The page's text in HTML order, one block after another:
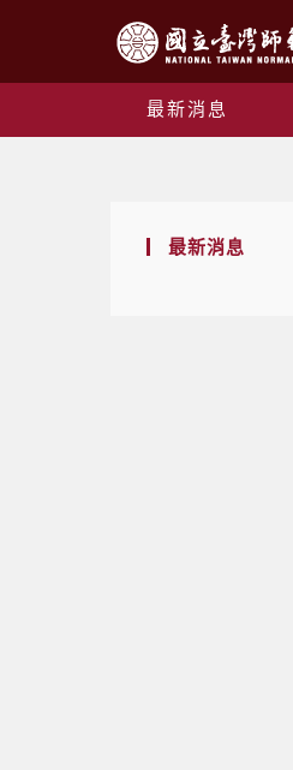
最新消息
最新消息